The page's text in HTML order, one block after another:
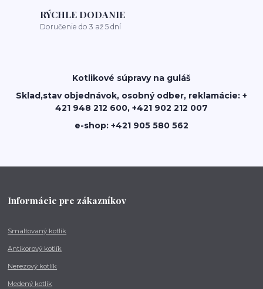
RÝCHLE DODANIE
Doručenie do 3 až 5 dní
Kotlikové súpravy na guláš
Sklad,stav objednávok, osobný odber, reklamácie: +
421 948 212 600, +421 902 212 007
e-shop: +421 905 580 562
Informácie pre zákazníkov
Smaltovaný kotlík
Antikorový kotlík
Nerezový kotlík
Medený kotlík